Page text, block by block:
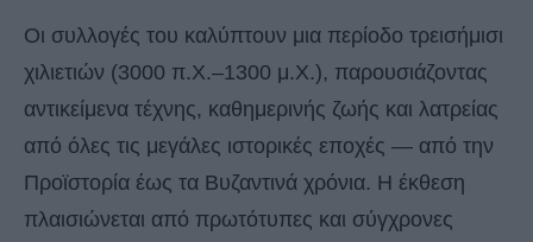
Οι συλλογές του καλύπτουν μια περίοδο τρεισήμισι
χιλιετιών (3000 π.Χ.–1300 μ.Χ.), παρουσιάζοντας
αντικείμενα τέχνης, καθημερινής ζωής και λατρείας
από όλες τις μεγάλες ιστορικές εποχές — από την
Προϊστορία έως τα Βυζαντινά χρόνια. Η έκθεση
πλαισιώνεται από πρωτότυπες και σύγχρονες